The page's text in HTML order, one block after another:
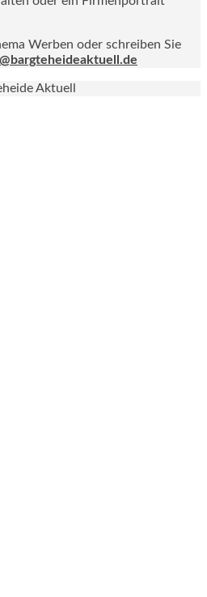
Werben oder schreiben Sie
Aktuell